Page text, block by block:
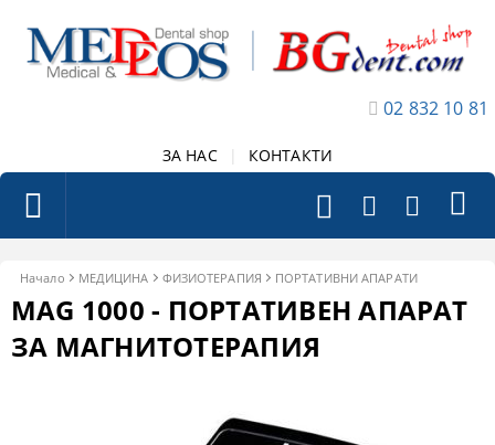
02 832 10 81
ЗА НАС КОНТАКТИ
Начало МЕДИЦИНА ФИЗИОТЕРАПИЯ ПОРТАТИВНИ АПАРАТИ
MAG 1000 - ПОРТАТИВЕН АПАРАТ
ЗА МАГНИТОТЕРАПИЯ